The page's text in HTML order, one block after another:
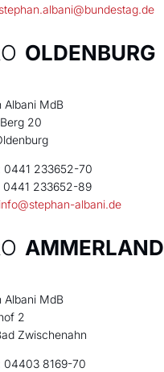
stephan.albani@bundestag.de
OLDENBURG
Albani MdB
20
0441 233652-70
0441 233652-89
info@stephan-albani.de
AMMERLAND
Albani MdB
2
Zwischenahn
04403 8169-70